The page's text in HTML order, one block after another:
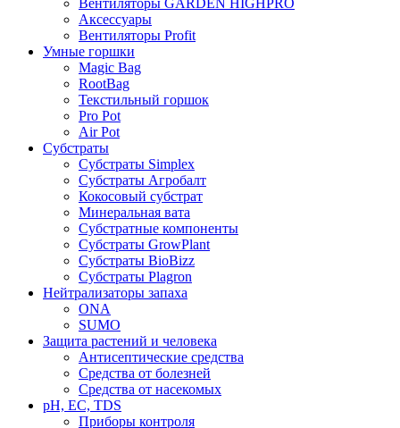
Вентиляторы GARDEN HIGHPRO
Аксессуары
Вентиляторы Profit
Умные горшки
Magic Bag
RootBag
Текстильный горшок
Pro Pot
Air Pot
Субстраты
Субстраты Simplex
Субстраты Агробалт
Кокосовый субстрат
Минеральная вата
Субстратные компоненты
Субстраты GrowPlant
Субстраты BioBizz
Субстраты Plagron
Нейтрализаторы запаха
ONA
SUMO
Защита растений и человека
Антисептические средства
Средства от болезней
Средства от насекомых
pH, EC, TDS
Приборы контроля